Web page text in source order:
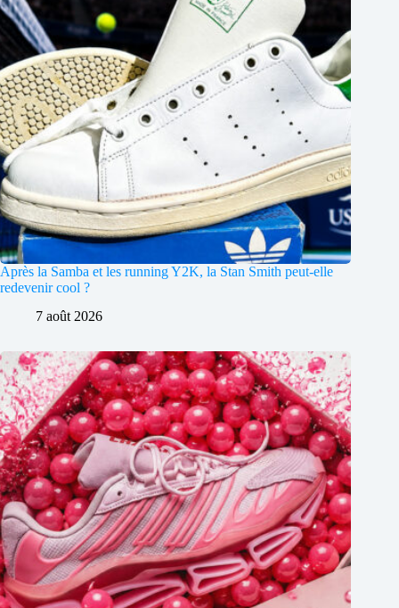
Après la Samba et les running Y2K, la Stan Smith peut-elle
redevenir cool ?
7 août 2026